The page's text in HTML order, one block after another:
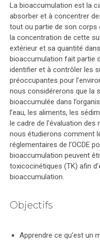
La bioaccumulation est la
absorber et à concentrer
tout ou partie de son corps
la concentration de cette
extérieur et sa quantité
bioaccumulation fait partie
identifier et à contrôler les
préoccupantes pour
nous considérerons que la
bioaccumulée dans
l’eau, les aliments, les
le cadre de l’évaluation des
nous étudierons comment
réglementaires de l’OCDE
bioaccumulation peuvent
toxicocinétiques (TK) afin
bioaccumulation.
Objectifs
Apprendre ce qu’est un